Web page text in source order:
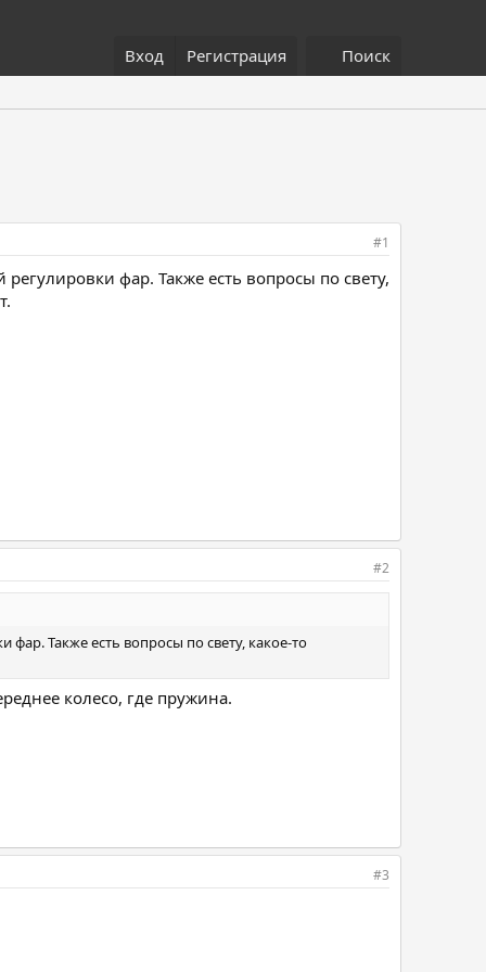
Вход Регистрация Поиск
#1
фар. Также есть вопросы по свету,
#2
Также есть вопросы по свету, какое-то
колесо, где пружина.
#3